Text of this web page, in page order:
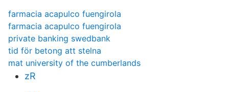
farmacia acapulco fuengirola
farmacia acapulco fuengirola
private banking swedbank
tid för betong att stelna
mat university of the cumberlands
zR